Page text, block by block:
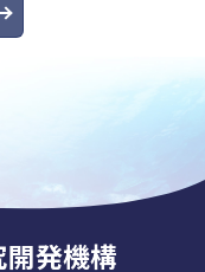
発機構